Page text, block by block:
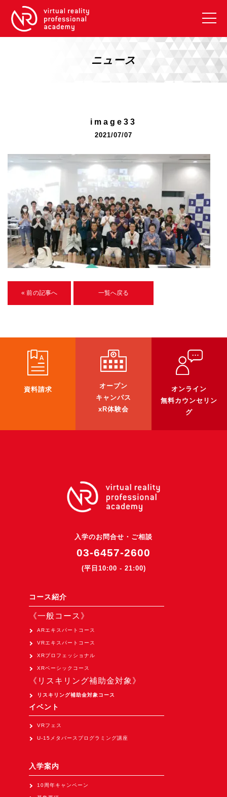
VRアカデミーとは
【2026年10月】ARエキスパートコース
【2026年10月】XRプロフェッショナル
《リスキリング補助金コース》
リスキリング補助金対象コース説明
《SDGs》
U-15メタバースプログラミング講座
入学案内
受講生紹介
イベント
アクセスマップ
企業向け
3DGS受託開発
超体験★販促システム『XR Showcase Hub』2025年4月発売
MR体験型研修プラットフォーム『LegacyLink XR』2025年10月
バーチャルイベントプラットフォーム『MetaLiveStage』2025年
開発中
製造現場を革新する！『XR Worksupport Hub』開発中
>XR Museum『Artlogue』開発中
Unity研修
Apple Vision Pro アプリ開発研修
HoloLens 2 アプリ開発研修
XRビジネスフォーラム
TOKYO DIGICONX2026
（1/8～10東京ビッグサイト）に出展。
ニュース
image33
2021/07/07
« 前の記事へ 一覧へ戻る
資料請求
オープン
キャンパス
xR体験会
オンライン
無料カウンセリン
グ
入学のお問合せ・ご相談
03-6457-2600
(平日10:00 - 21:00)
コース紹介
《一般コース》
ARエキスパートコース
VRエキスパートコース
XRプロフェッショナル
XRベーシックコース
《リスキリング補助金対象》
リスキリング補助金対象コース
イベント
VRフェス
U-15メタバースプログラミング講座
入学案内
10周年キャンペーン